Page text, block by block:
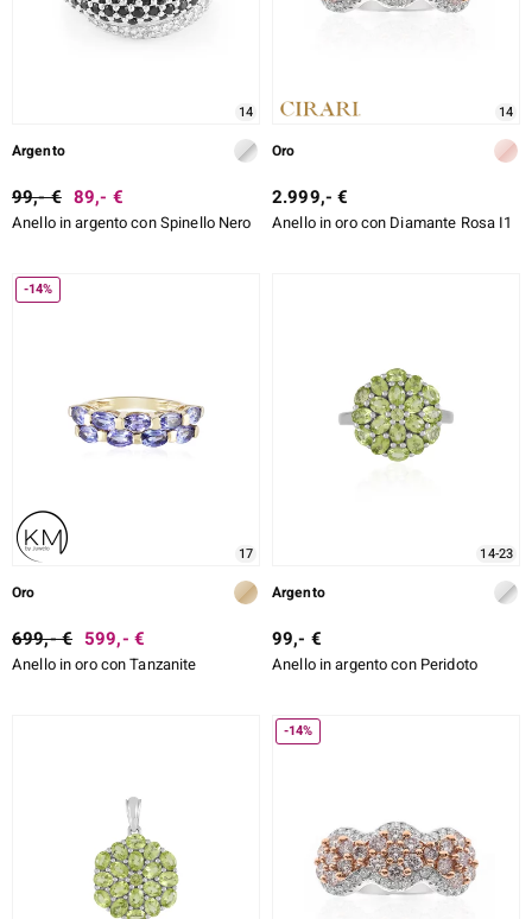
14
Argento
99,- € 89,- €
Anello in argento con Spinello Nero
14
Oro
2.999,- €
Anello in oro con Diamante Rosa I1
-14%
17
Oro
699,- € 599,- €
Anello in oro con Tanzanite
14-23
Argento
99,- €
Anello in argento con Peridoto
-14%